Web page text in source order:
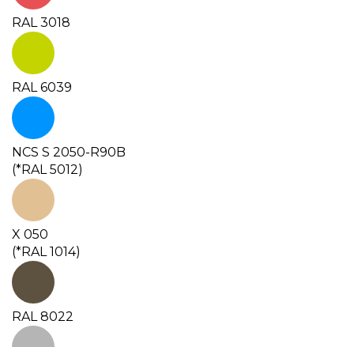
RAL 3018
RAL 6039
NCS S 2050-R90B
(*RAL 5012)
X 050
(*RAL 1014)
RAL 8022